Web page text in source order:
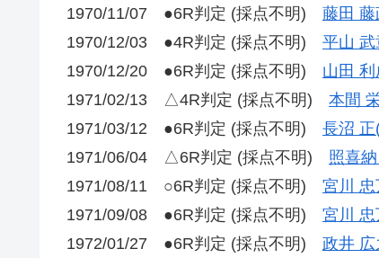
1970/11/07 ●6R判定 (採点不明) 藤田
1970/12/03 ●4R判定 (採点不明) 平山 武
1970/12/20 ●6R判定 (採点不明) 山田
1971/02/13 △4R判定 (採点不明) 本間
1971/03/12 ●6R判定 (採点不明) 長沼 正
1971/06/04 △6R判定 (採点不明) 照喜
1971/08/11 ○6R判定 (採点不明) 宮川 忠
1971/09/08 ●6R判定 (採点不明) 宮川 忠
1972/01/27 ●6R判定 (採点不明) 政井